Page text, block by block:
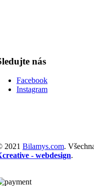
nás
Facebook
Instagram
2021 Bilamys.com.
- webdesign.